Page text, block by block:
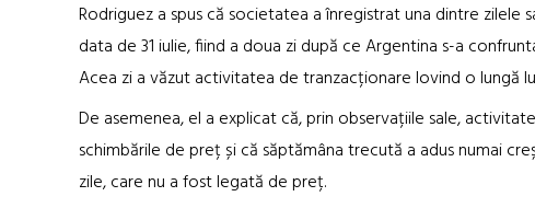
Rodriguez a spus că societatea a înregistrat una dintre
data de 31 iulie, fiind a doua zi după ce Argentina s-a
Acea zi a văzut activitatea de tranzacționare lovind o lungă
De asemenea, el a explicat că, prin observațiile sale,
schimbările de preț și că săptămâna trecută a adus numai
zile, care nu a fost legată de preț.